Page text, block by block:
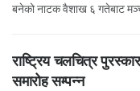
बनेको नाटक वैशाख ६ गतेबाट
राष्ट्रिय चलचित्र
समारोह सम्पन्न